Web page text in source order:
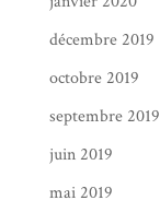
décembre 2019
octobre 2019
septembre 2019
juin 2019
mai 2019